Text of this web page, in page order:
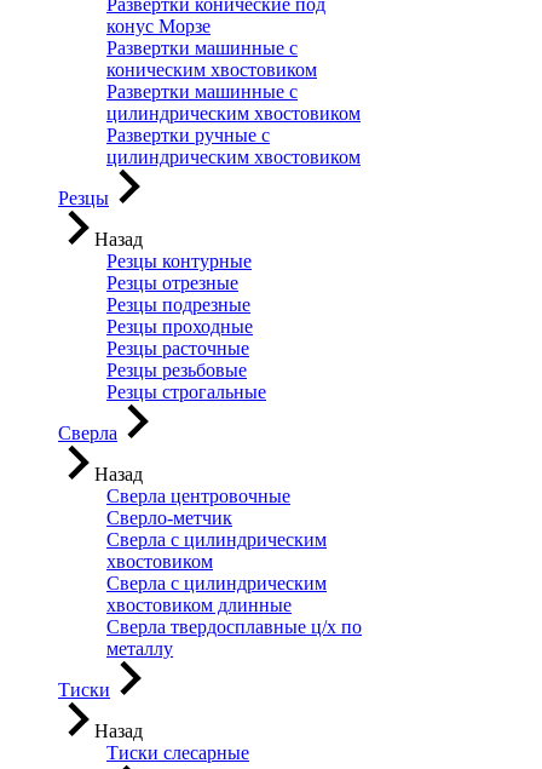
Развертки конические под
конус Морзе
Развертки машинные с
коническим хвостовиком
Развертки машинные с
цилиндрическим хвостовиком
Развертки ручные с
цилиндрическим хвостовиком
Резцы
Назад
Резцы контурные
Резцы отрезные
Резцы подрезные
Резцы проходные
Резцы расточные
Резцы резьбовые
Резцы строгальные
Сверла
Назад
Сверла центровочные
Сверло-метчик
Сверла с цилиндрическим
хвостовиком
Сверла с цилиндрическим
хвостовиком длинные
Сверла твердосплавные ц/х по
металлу
Тиски
Назад
Тиски слесарные